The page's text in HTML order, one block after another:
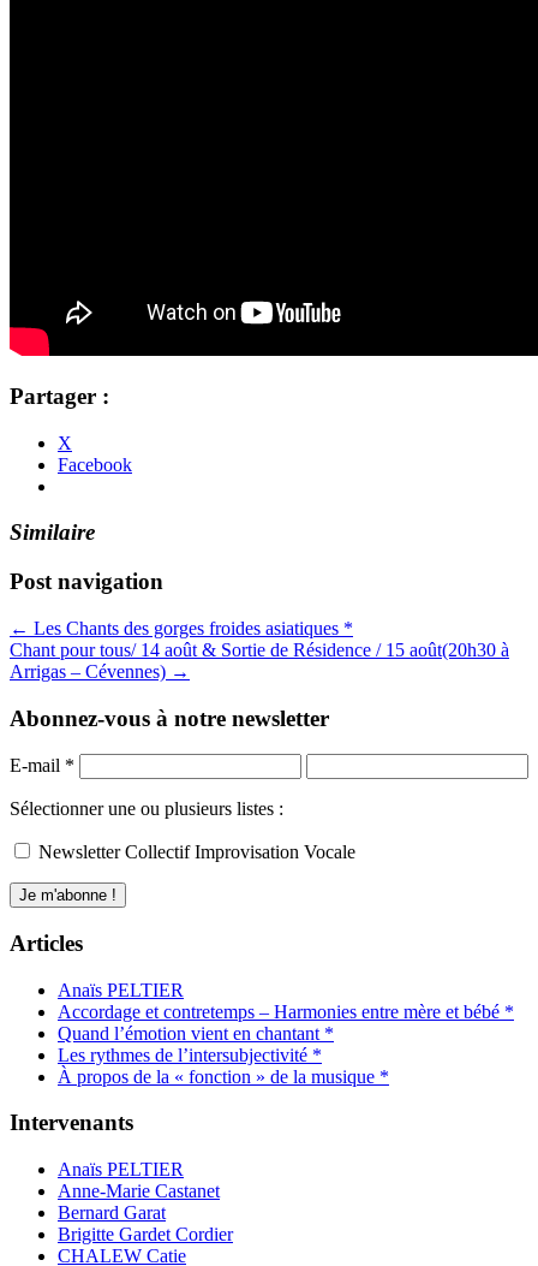
Partager :
X
Facebook
Similaire
Post navigation
← Les Chants des gorges froides asiatiques *
Chant pour tous/ 14 août & Sortie de Résidence / 15 août(20h30 à
Arrigas – Cévennes) →
Abonnez-vous à notre newsletter
E-mail *
Sélectionner une ou plusieurs listes :
Newsletter Collectif Improvisation Vocale
Articles
Anaïs PELTIER
Accordage et contretemps – Harmonies entre mère et bébé *
Quand l’émotion vient en chantant *
Les rythmes de l’intersubjectivité *
À propos de la « fonction » de la musique *
Intervenants
Anaïs PELTIER
Anne-Marie Castanet
Bernard Garat
Brigitte Gardet Cordier
CHALEW Catie